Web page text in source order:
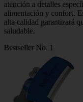
atención a detalles
alimentación y confort.
alta calidad garantizará
saludable.
Bestseller No. 1